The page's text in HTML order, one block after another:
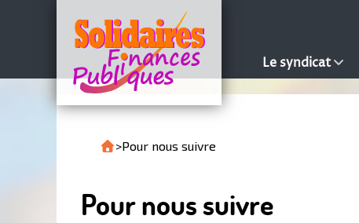
Le syndicat
>Pour nous suivre
Pour nous suivre